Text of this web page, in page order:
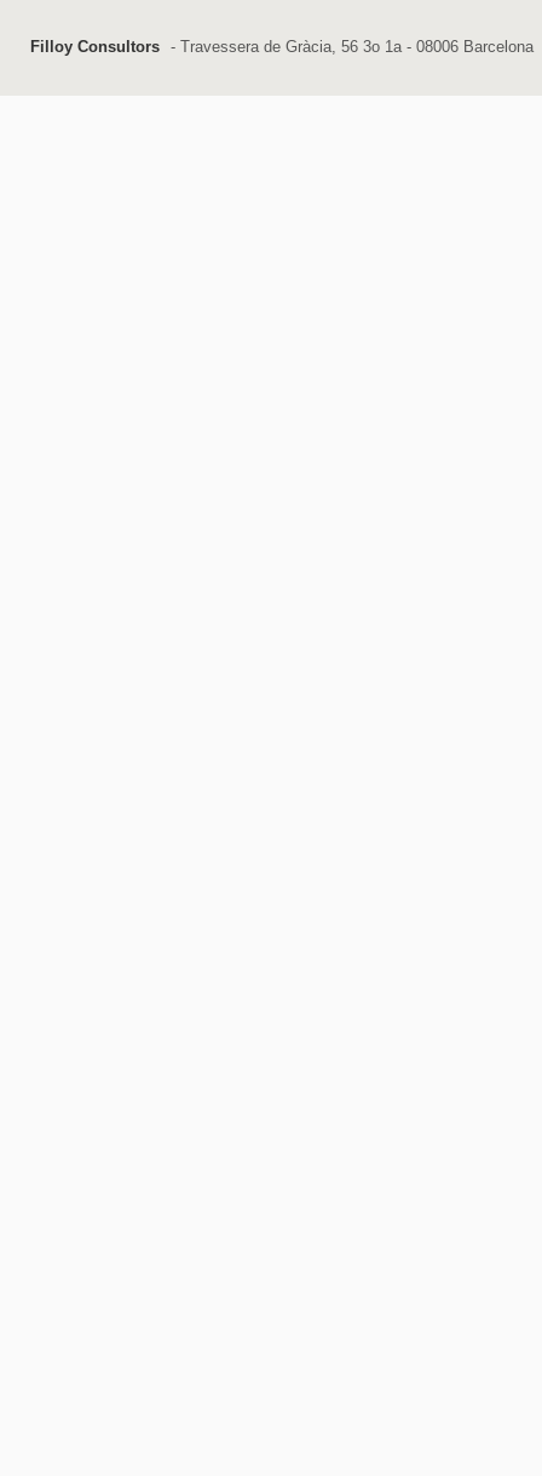
Filloy Consultors - Travessera de Gràcia, 56 3o 1a - 08006 Barcelona